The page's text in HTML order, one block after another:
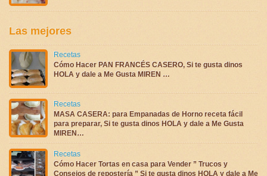
Las mejores
Recetas
Cómo Hacer PAN FRANCÉS CASERO, Si te gusta dinos
HOLA y dale a Me Gusta MIREN …
Recetas
MASA CASERA: para Empanadas de Horno receta fácil
para preparar, Si te gusta dinos HOLA y dale a Me Gusta
MIREN…
Recetas
Cómo Hacer Tortas en casa para Vender ” Trucos y
Consejos de repostería ” Si te gusta dinos HOLA y dale a Me